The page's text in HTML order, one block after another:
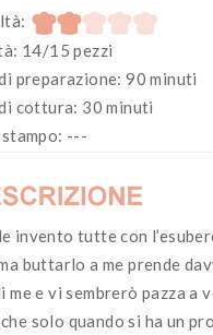
14/15 pezzi
preparazione: 90 minuti
cottura: 30 minuti
---
invento tutte con
buttarlo a me prende
e vi sembrerò pazza a
solo quando si ha un